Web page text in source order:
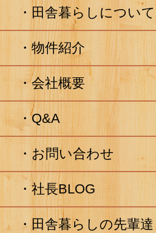
田舎暮らしについて
物件紹介
会社概要
Q&A
お問い合わせ
社長BLOG
田舎暮らしの先輩達